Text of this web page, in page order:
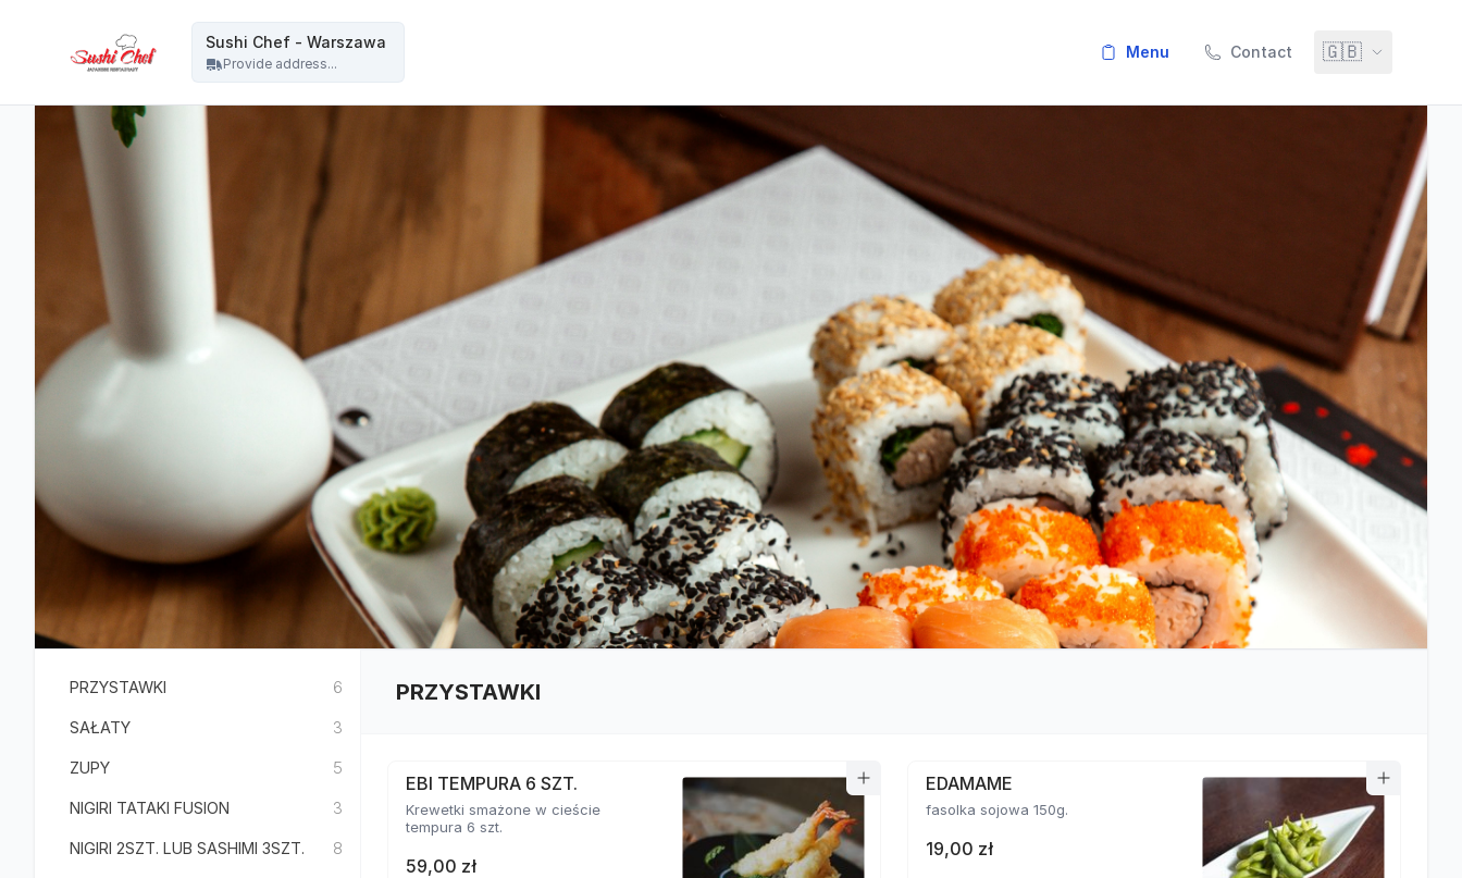
Sushi Chef - Warszawa
Provide address...
menu Contact 🇬🇧
PRZYSTAWKI 6
SAŁATY 3
ZUPY 5
NIGIRI TATAKI FUSION 3
NIGIRI 2SZT. LUB SASHIMI 3SZT. 8
PRZYSTAWKI
EBI TEMPURA 6 SZT.
Krewetki smażone w cieście
tempura 6 szt.
59,00 zł
EDAMAME
fasolka sojowa 150g.
19,00 zł